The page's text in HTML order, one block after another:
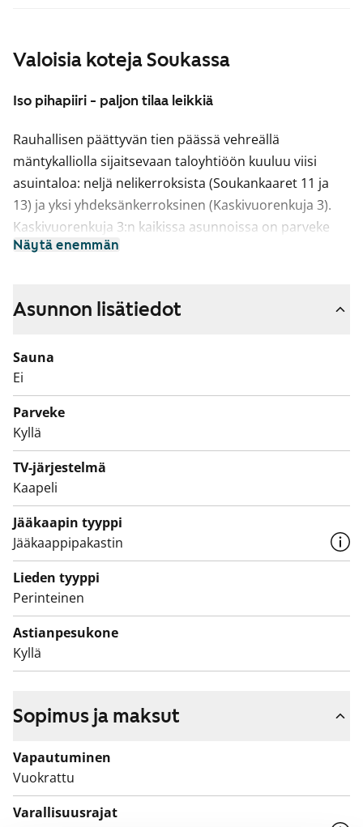
Valoisia koteja Soukassa
Iso pihapiiri - paljon tilaa leikkiä
Rauhallisen päättyvän tien päässä vehreällä
mäntykalliolla sijaitsevaan taloyhtiöön kuuluu viisi
asuintaloa: neljä nelikerroksista (Soukankaaret 11 ja
13) ja yksi yhdeksänkerroksinen (Kaskivuorenkuja 3).
Kaskivuorenkuja 3:n kaikissa asunnoissa on parveke
joko eteläkaakkoon tai länsilounaaseen ja useimmista
olohuoneista eteläkaakkoon avautuvat parvekkeet ja
keittokomero. Kaikki asunnot ovat tilavia ja valoisia.
Huoneistoissa ei välttämättä ole tilaa
astianpesukoneelle, ellei keittiöön ole tehty
kalusteremonttia. Kylpyhuoneissa on tilavaraus
pyykinpesukoneelle ja kaikissa kodeissa on hyvin
säilytystilaa.
Näytä enemmän
Asunnon lisätiedot
Sauna
Ei
Parveke
Kyllä
TV-järjestelmä
Kaapeli
Jääkaapin tyyppi
Jääkaappipakastin
Lieden tyyppi
Perinteinen
Astianpesukone
Kyllä
Sopimus ja maksut
Vapautuminen
Vuokrattu
Varallisuusrajat